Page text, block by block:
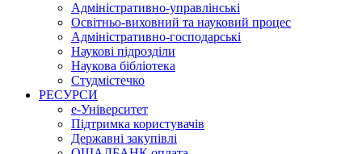
Адміністративно-управлінські
Освітньо-виховний та науковий процес
Адміністративно-господарські
Наукові підрозділи
Наукова бібліотека
Студмістечко
РЕСУРСИ
е-Університет
Підтримка користувачів
Державні закупівлі